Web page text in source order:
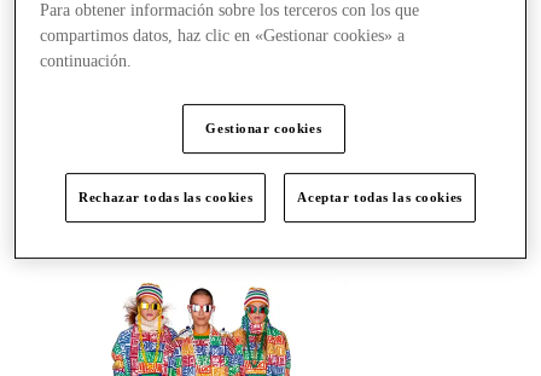
Tiendas
Ofertas
Para obtener información sobre los terceros con los que
compartimos datos, haz clic en «Gestionar cookies» a
continuación.
Gestionar cookies
Rechazar todas las cookies Aceptar todas las cookies